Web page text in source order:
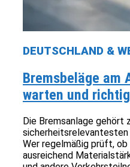
DEUTSCHLAND &
Bremsbeläge am
warten und
Die Bremsanlage gehört
sicherheitsrelevantesten
Wer regelmäßig prüft,
ausreichend